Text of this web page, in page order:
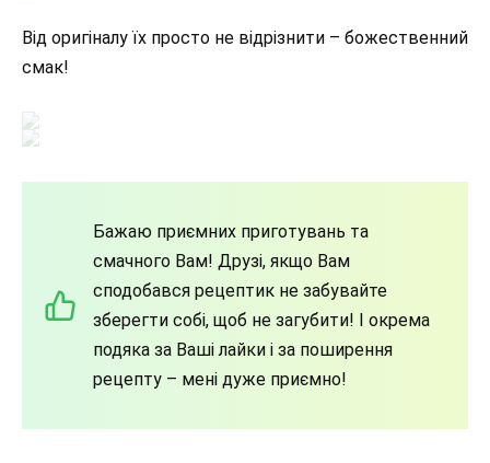
Від оригіналу їх просто не відрізнити – божественний
смак!
Бажаю приємних приготувань та
смачного Вам! Друзі, якщо Вам
сподобався рецептик не забувайте
зберегти собі, щоб не загубити! І окрема
подяка за Ваші лайки і за поширення
рецепту – мені дуже приємно!